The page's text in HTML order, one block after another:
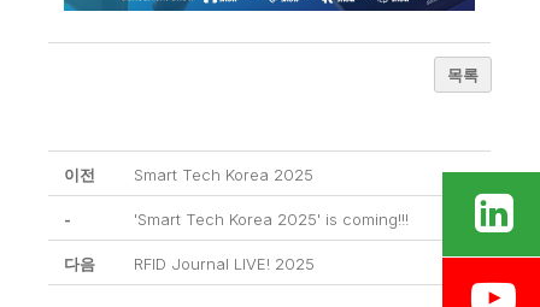
목록
이전 Smart Tech Korea 2025
- 'Smart Tech Korea 2025' is coming!!!
다음 RFID Journal LIVE! 2025